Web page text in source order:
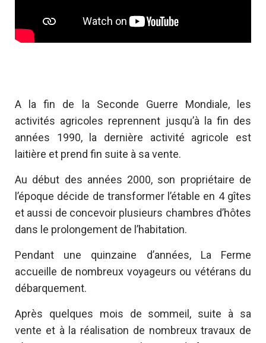
A la fin de la Seconde Guerre Mondiale, les
activités agricoles reprennent jusqu’à la fin des
années 1990, la dernière activité agricole est
laitière et prend fin suite à sa vente.
Au début des années 2000, son propriétaire de
l’époque décide de transformer l’étable en 4 gîtes
et aussi de concevoir plusieurs chambres d’hôtes
dans le prolongement de l’habitation.
Pendant une quinzaine d’années, La Ferme
accueille de nombreux voyageurs ou vétérans du
débarquement.
Après quelques mois de sommeil, suite à sa
vente et à la réalisation de nombreux travaux de